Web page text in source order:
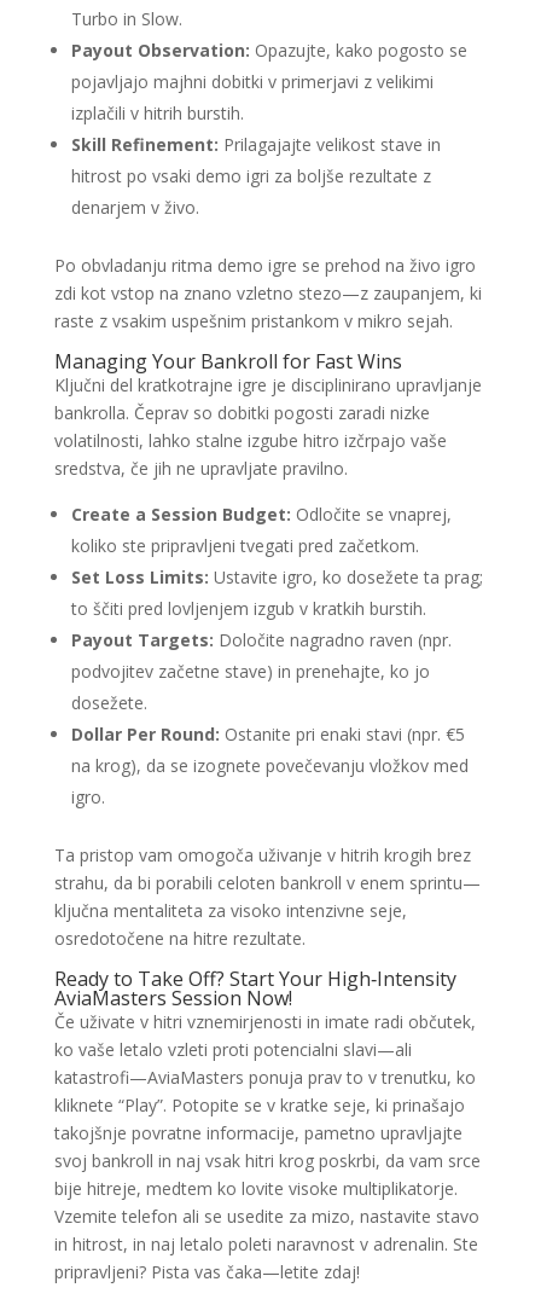
Turbo in Slow.
Payout Observation: Opazujte, kako pogosto se
pojavljajo majhni dobitki v primerjavi z velikimi
izplačili v hitrih burstih.
Skill Refinement: Prilagajajte velikost stave in
hitrost po vsaki demo igri za boljše rezultate z
denarjem v živo.
Po obvladanju ritma demo igre se prehod na živo igro
zdi kot vstop na znano vzletno stezo—z zaupanjem, ki
raste z vsakim uspešnim pristankom v mikro sejah.
Managing Your Bankroll for Fast Wins
Ključni del kratkotrajne igre je disciplinirano upravljanje
bankrolla. Čeprav so dobitki pogosti zaradi nizke
volatilnosti, lahko stalne izgube hitro izčrpajo vaše
sredstva, če jih ne upravljate pravilno.
Create a Session Budget: Odločite se vnaprej,
koliko ste pripravljeni tvegati pred začetkom.
Set Loss Limits: Ustavite igro, ko dosežete ta prag;
to ščiti pred lovljenjem izgub v kratkih burstih.
Payout Targets: Določite nagradno raven (npr.
podvojitev začetne stave) in prenehajte, ko jo
dosežete.
Dollar Per Round: Ostanite pri enaki stavi (npr. €5
na krog), da se izognete povečevanju vložkov med
igro.
Ta pristop vam omogoča uživanje v hitrih krogih brez
strahu, da bi porabili celoten bankroll v enem sprintu—
ključna mentaliteta za visoko intenzivne seje,
osredotočene na hitre rezultate.
Ready to Take Off? Start Your High‑Intensity
AviaMasters Session Now!
Če uživate v hitri vznemirjenosti in imate radi občutek,
ko vaše letalo vzleti proti potencialni slavi—ali
katastrofi—AviaMasters ponuja prav to v trenutku, ko
kliknete “Play”. Potopite se v kratke seje, ki prinašajo
takojšnje povratne informacije, pametno upravljajte
svoj bankroll in naj vsak hitri krog poskrbi, da vam srce
bije hitreje, medtem ko lovite visoke multiplikatorje.
Vzemite telefon ali se usedite za mizo, nastavite stavo
in hitrost, in naj letalo poleti naravnost v adrenalin. Ste
pripravljeni? Pista vas čaka—letite zdaj!